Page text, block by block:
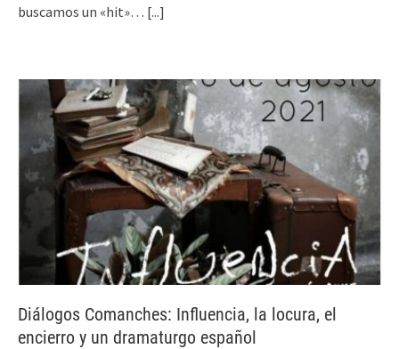
buscamos un «hit»… [...]
Diálogos Comanches: Influencia, la locura, el
encierro y un dramaturgo español